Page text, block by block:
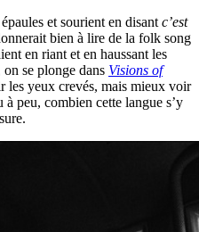
et sourient en disant c’est
bien à lire de la folk song
en riant et en haussant les
on se plonge dans Visions of
les yeux crevés, mais mieux voir
à peu, combien cette langue s’y